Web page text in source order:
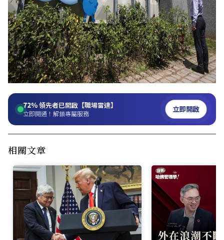
72%領先者已開啟【職場雷達】
立即開通！解鎖專屬服務 立即開啟
相關文章